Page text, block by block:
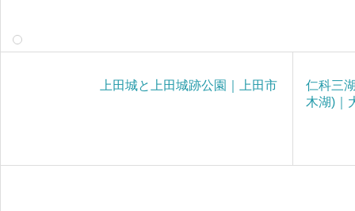
上田城と上田城跡公園｜上田市
仁科三
木湖)｜